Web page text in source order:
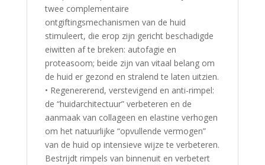
twee complementaire
ontgiftingsmechanismen van de huid
stimuleert, die erop zijn gericht beschadigde
eiwitten af te breken: autofagie en
proteasoom; beide zijn van vitaal belang om
de huid er gezond en stralend te laten uitzien.
• Regenererend, verstevigend en anti-rimpel:
de “huidarchitectuur” verbeteren en de
aanmaak van collageen en elastine verhogen
om het natuurlijke “opvullende vermogen”
van de huid op intensieve wijze te verbeteren.
Bestrijdt rimpels van binnenuit en verbetert